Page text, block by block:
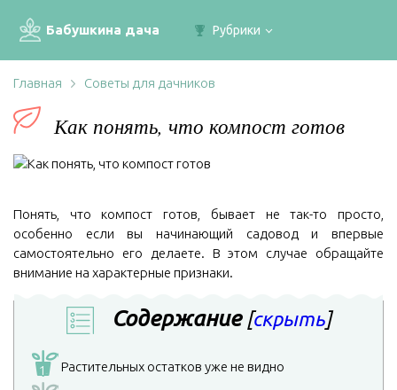
Бабушкина дача Рубрики
Главная Советы для дачников
Как понять, что компост готов
Понять, что компост готов, бывает не так-то просто,
особенно если вы начинающий садовод и впервые
самостоятельно его делаете. В этом случае обращайте
внимание на характерные признаки.
Содержание [скрыть]
1 Растительных остатков уже не видно